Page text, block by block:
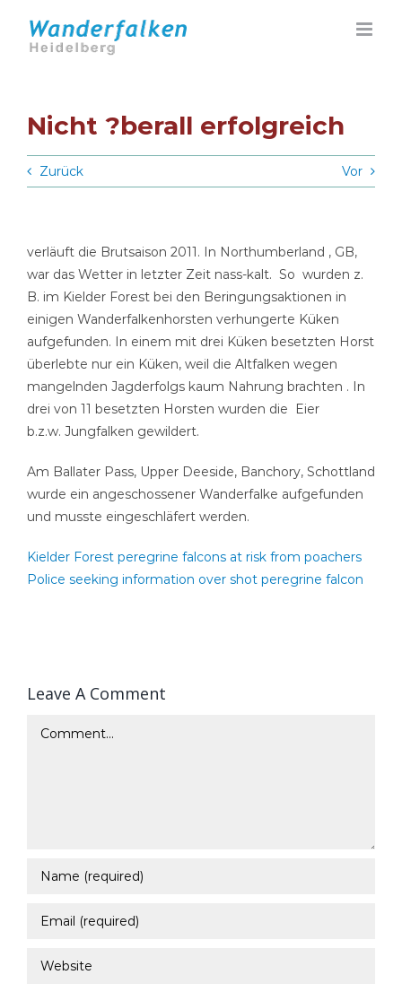
Inhalt
springen
Nicht ?berall erfolgreich
Zurück Vor
verläuft die Brutsaison 2011. In Northumberland , GB,
war das Wetter in letzter Zeit nass-kalt. So wurden z.
B. im Kielder Forest bei den Beringungsaktionen in
einigen Wanderfalkenhorsten verhungerte Küken
aufgefunden. In einem mit drei Küken besetzten Horst
überlebte nur ein Küken, weil die Altfalken wegen
mangelnden Jagderfolgs kaum Nahrung brachten . In
drei von 11 besetzten Horsten wurden die Eier
b.z.w. Jungfalken gewildert.
Am Ballater Pass, Upper Deeside, Banchory, Schottland
wurde ein angeschossener Wanderfalke aufgefunden
und musste eingeschläfert werden.
Kielder Forest peregrine falcons at risk from poachers
Police seeking information over shot peregrine falcon
Leave A Comment
Comment